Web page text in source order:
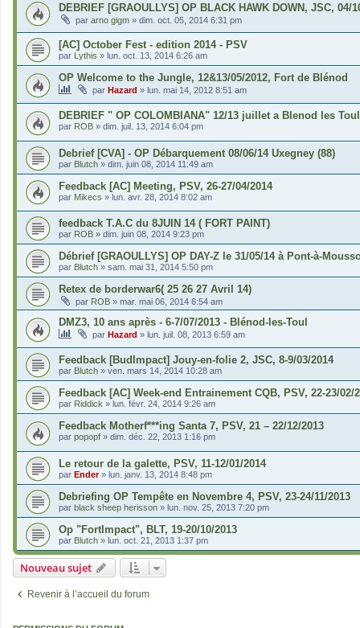
DEBRIEF [GRAOULLYS] OP BLACK HAWK DOWN, JSC, 04/
par arno gigm » dim. oct. 05, 2014 6:31 pm
[AC] October Fest - edition 2014 - PSV
par Lythis » lun. oct. 13, 2014 6:26 am
OP Welcome to the Jungle, 12&13/05/2012, Fort de Blénod
par Hazard » lun. mai 14, 2012 8:51 am
DEBRIEF " OP COLOMBIANA" 12/13 juillet a Blenod les Toul
par ROB » dim. juil. 13, 2014 6:04 pm
Debrief [CVA] - OP Débarquement 08/06/14 Uxegney (88)
par Blutch » dim. juin 08, 2014 11:49 am
Feedback [AC] Meeting, PSV, 26-27/04/2014
par Mikecs » lun. avr. 28, 2014 8:02 am
feedback T.A.C du 8JUIN 14 ( FORT PAINT)
par ROB » dim. juin 08, 2014 9:23 pm
Débrief [GRAOULLYS] OP DAY-Z le 31/05/14 à Pont-à-
par Blutch » sam. mai 31, 2014 5:50 pm
Retex de borderwar6( 25 26 27 Avril 14)
par ROB » mar. mai 06, 2014 6:54 am
DMZ3, 10 ans après - 6-7/07/2013 - Blénod-les-Toul
par Hazard » lun. juil. 08, 2013 6:59 am
Feedback [BudImpact] Jouy-en-folie 2, JSC, 8-9/03/2014
par Blutch » ven. mars 14, 2014 10:28 am
Feedback [AC] Week-end Entrainement CQB, PSV, 22-23/02/
par Riddick » lun. févr. 24, 2014 9:26 am
Feedback Motherf***ing Santa 7, PSV, 21 – 22/12/2013
par popopf » dim. déc. 22, 2013 1:16 pm
Le retour de la galette, PSV, 11-12/01/2014
par Ender» lun. janv. 13, 2014 8:48 pm
Debriefing OP Tempête en Novembre 4, PSV, 23-24/11/2013
par black sheep herisson » lun. nov. 25, 2013 7:20 pm
Op "FortImpact", BLT, 19-20/10/2013
par Blutch » lun. oct. 21, 2013 1:37 pm
Nouveau sujet
Revenir à l’accueil du forum